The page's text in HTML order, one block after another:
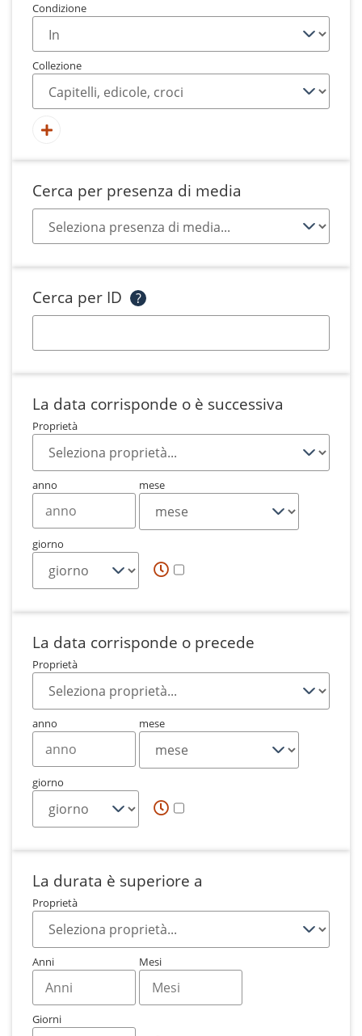
Condizione
Collezione
Cerca per presenza di media
Cerca per ID ?
La data corrisponde o è successiva
Proprietà
anno mese
giorno
La data corrisponde o precede
Proprietà
anno mese
giorno
La durata è superiore a
Proprietà
Anni Mesi
Giorni